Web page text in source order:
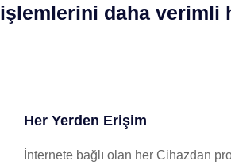
işlemlerini daha verimli
Her Yerden Erişim
İnternete bağlı olan her Cihazdan